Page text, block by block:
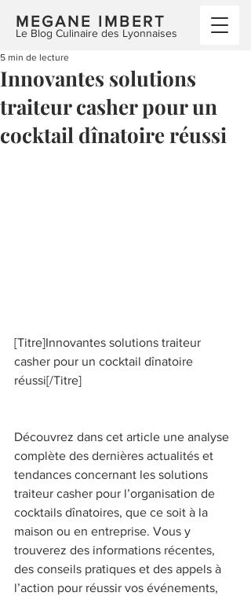
MEGANE IMBERT
Le Blog Culinaire des Lyonnaises
Innovantes solutions
traiteur casher pour un
cocktail dînatoire réussi
5 min de lecture
[Titre]Innovantes solutions traiteur
casher pour un cocktail dînatoire
réussi[/Titre]
Découvrez dans cet article une analyse
complète des dernières actualités et
tendances concernant les solutions
traiteur casher pour l’organisation de
cocktails dînatoires, que ce soit à la
maison ou en entreprise. Vous y
trouverez des informations récentes,
des conseils pratiques et des appels à
l’action pour réussir vos événements,